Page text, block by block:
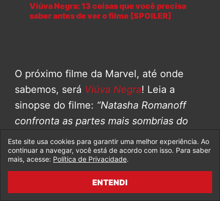
Viúva Negra: 13 coisas que você precisa
saber antes de ver o filme [SPOILER]
O próximo filme da Marvel, até onde
sabemos, será Viúva Negra! Leia a
sinopse do filme: “Natasha Romanoff
confronta as partes mais sombrias do
seu passando quando surge uma
perigosa conspiração ligada à sua
não vai parar até derrotá-la, Natasha
Este site usa cookies para garantir uma melhor experiência. Ao
continuar a navegar, você está de acordo com isso. Para saber
mais, acesse: Política de Privacidade.
ENTENDI